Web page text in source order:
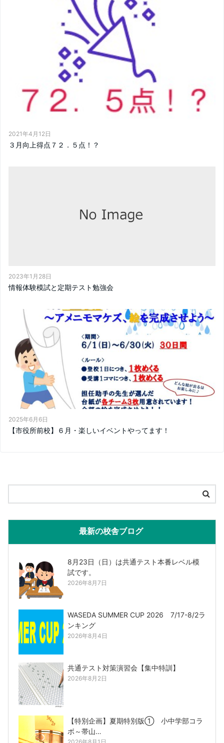
2021年4月12日
３月向上得点７２．５点！？
2023年1月28日
情報体験模試と定期テスト勉強会
2025年6月6日
【市役所前校】６月・楽しいイベントやってます！
最新の校舎ブログ
8月23日（日）は共通テスト本番レベル模
試です。
2026年8月7日
WASEDA SUMMER CUP 2026 7/17-8/2ラ
ンキング
2026年8月4日
共通テスト対策演習会【集中特訓】
2026年8月2日
【特別企画】夏期特別版① 小中学部コラ
ボ～帯山…